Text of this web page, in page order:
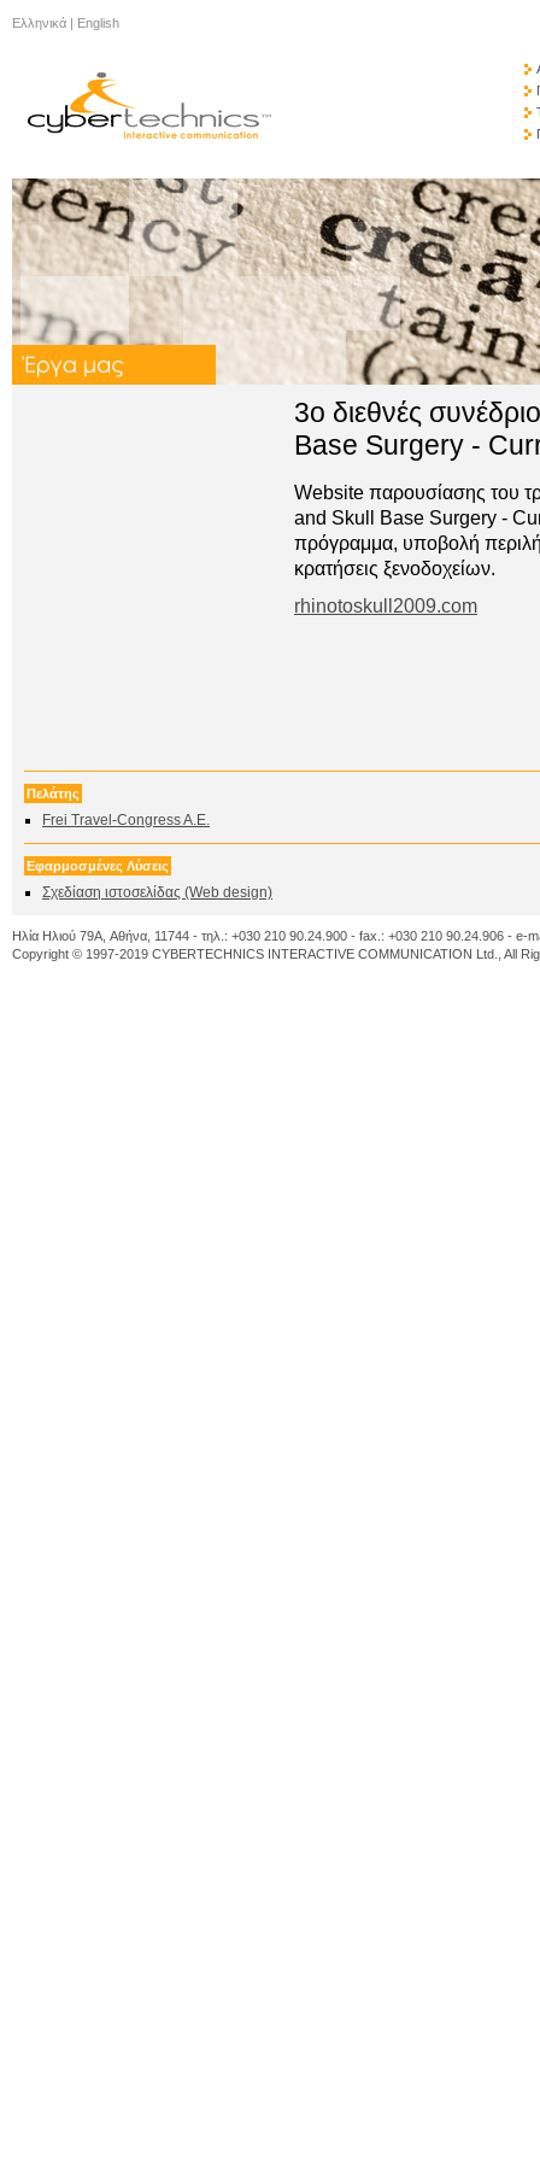
Ελληνικά | English
3ο διεθνές
Base Surgery -
Website παρουσίασης του
and Skull Base Surgery -
πρόγραμμα, υποβολή
κρατήσεις ξενοδοχείων.
rhinotoskull2009.com
Πελάτης
Frei Travel-Congress A.E.
Εφαρμοσμένες Λύσεις
Σχεδίαση ιστοσελίδας (Web design)
Ηλία Ηλιού 79A, Αθήνα, 11744 - τηλ.: +030 210 90.24.900 - fax.: +030 210 90.24.906 - e-
Copyright © 1997-2019 CYBERTECHNICS INTERACTIVE COMMUNICATION Ltd., All